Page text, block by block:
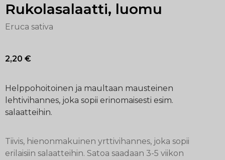
Rukolasalaatti, luomu
Eruca sativa
2,20 €
Helppohoitoinen ja maultaan mausteinen
lehtivihannes, joka sopii erinomaisesti esim.
salaatteihin.
Tiivis, hienonmakuinen yrttivihannes, joka sopii
erilaisiin salaatteihin. Satoa saadaan 3-5 viikon